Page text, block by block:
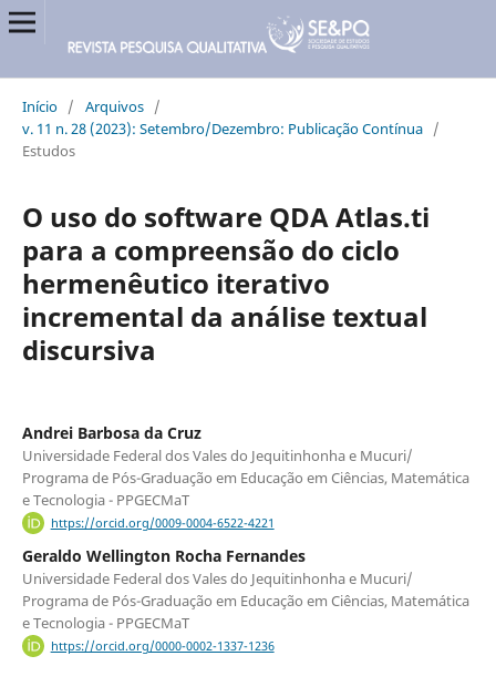
Início / Arquivos /
v. 11 n. 28 (2023): Setembro/Dezembro: Publicação Contínua /
Estudos
O uso do software QDA Atlas.ti
para a compreensão do ciclo
hermenêutico iterativo
incremental da análise textual
discursiva
Andrei Barbosa da Cruz
Universidade Federal dos Vales do Jequitinhonha e Mucuri/
Programa de Pós-Graduação em Educação em Ciências, Matemática
e Tecnologia - PPGECMaT
https://orcid.org/0009-0004-6522-4221
Geraldo Wellington Rocha Fernandes
Universidade Federal dos Vales do Jequitinhonha e Mucuri/
Programa de Pós-Graduação em Educação em Ciências, Matemática
e Tecnologia - PPGECMaT
https://orcid.org/0000-0002-1337-1236